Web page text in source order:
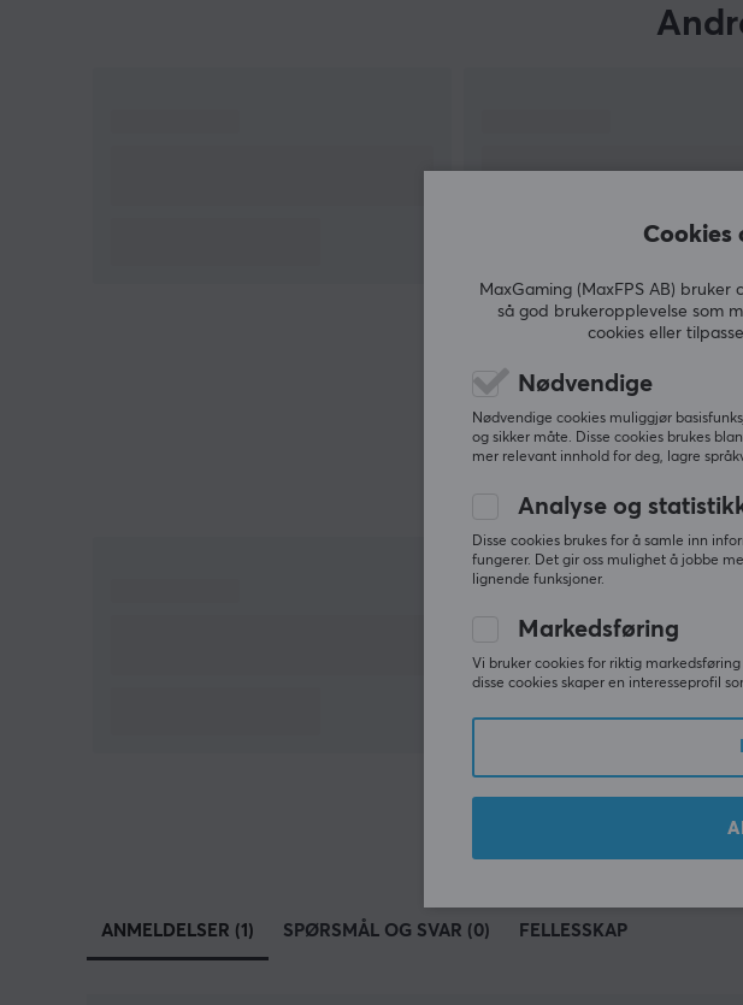
ANMELDELSER (1) SPØRSMÅL OG SVAR (0) FELLESSKAP
Cookies
MaxGaming (MaxFPS AB)
så god brukeropplevelse som
cookies eller
Nødvendige
Nødvendige cookies muliggjør
og sikker måte. Disse cookies brukes
mer relevant innhold for deg, lagre
Analyse og
Disse cookies brukes for å samle inn
fungerer. Det gir oss mulighet å jobbe
lignende funksjoner.
Markedsføring
Vi bruker cookies for riktig
disse cookies skaper en interesseprofil